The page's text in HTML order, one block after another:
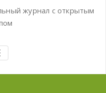
журнал с открытым